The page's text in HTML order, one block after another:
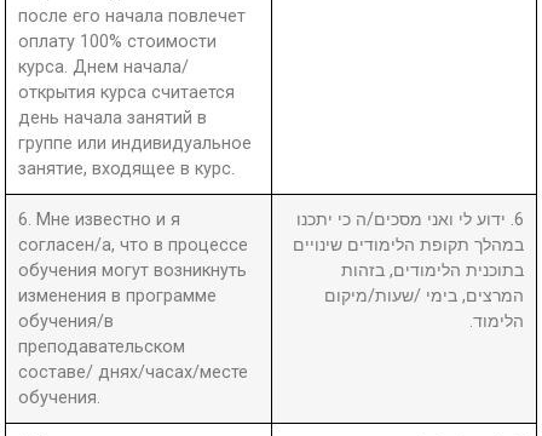
после его начала повлечет
оплату 100% стоимости
курса. Днем начала/
открытия курса считается
день начала занятий в
группе или индивидуальное
занятие, входящее в курс.
6. Мне известно и я
согласен/а, что в процессе
обучения могут возникнуть
изменения в программе
обучения/в
преподавательском
составе/ днях/часах/месте
обучения.
6. ידוע לי ואני מסכים/ה כי יתכנו
במהלך תקופת הלימודים שינויים
בתוכנית הלימודים, בזהות
המרצים, בימי /שעות/מיקום
הלימוד.